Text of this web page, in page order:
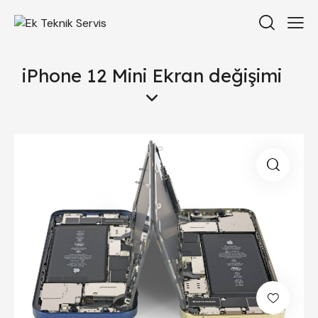
iPhone 12 Mini Ekran değişimi